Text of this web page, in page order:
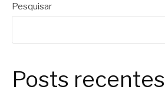
Pesquisar
Posts recentes